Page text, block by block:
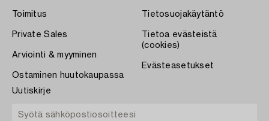
Toimitus
Private Sales
Arviointi & myyminen
Ostaminen huutokaupassa
Tietosuojakäytäntö
Tietoa evästeistä
(cookies)
Evästeasetukset
Uutiskirje